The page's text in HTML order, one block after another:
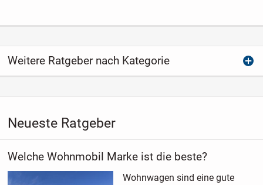
Weitere Ratgeber nach Kategorie
Neueste Ratgeber
Welche Wohnmobil Marke ist die beste?
Wohnwagen sind eine gute